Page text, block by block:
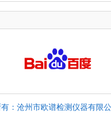
有：沧州市欧谱检测仪器有限